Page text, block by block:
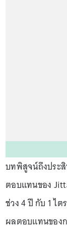
บทพิสูจน์ถึงประ
ตอบแทนของ
ช่วง 4 ปี กับ 1 ไ
ผลตอบแทนของ